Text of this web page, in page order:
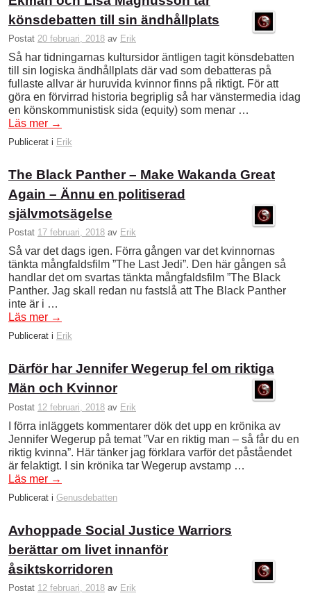
könsdebatten till sin ändhållplats
Postat 20 februari, 2018 av Erik
Så har tidningarnas kultursidor äntligen tagit könsdebatten
till sin logiska ändhållplats där vad som debatteras på
fullaste allvar är huruvida kvinnor finns på riktigt. För att
göra en förvirrad historia begriplig så har vänstermedia idag
en könskommunistisk sida (equity) som menar …
Läs mer →
Publicerat i Erik
The Black Panther – Make Wakanda Great
Again – Ännu en politiserad
självmotsägelse
Postat 17 februari, 2018 av Erik
Så var det dags igen. Förra gången var det kvinnornas
tänkta mångfaldsfilm ”The Last Jedi”. Den här gången så
handlar det om svartas tänkta mångfaldsfilm ”The Black
Panther. Jag skall redan nu fastslå att The Black Panther
inte är i …
Läs mer →
Publicerat i Erik
Därför har Jennifer Wegerup fel om riktiga
Män och Kvinnor
Postat 12 februari, 2018 av Erik
I förra inläggets kommentarer dök det upp en krönika av
Jennifer Wegerup på temat ”Var en riktig man – så får du en
riktig kvinna”. Här tänker jag förklara varför det påståendet
är felaktigt. I sin krönika tar Wegerup avstamp …
Läs mer →
Publicerat i Genusdebatten
Avhoppade Social Justice Warriors
berättar om livet innanför
åsiktskorridoren
Postat 12 februari, 2018 av Erik